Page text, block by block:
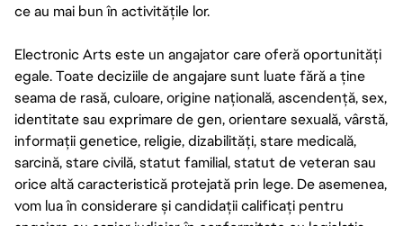
ce au mai bun în activitățile lor.
Electronic Arts este un angajator care oferă oportunități
egale. Toate deciziile de angajare sunt luate fără a ține
seama de rasă, culoare, origine națională, ascendență, sex,
identitate sau exprimare de gen, orientare sexuală, vârstă,
informații genetice, religie, dizabilități, stare medicală,
sarcină, stare civilă, statut familial, statut de veteran sau
orice altă caracteristică protejată prin lege. De asemenea,
vom lua în considerare și candidații calificați pentru